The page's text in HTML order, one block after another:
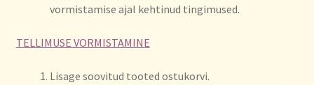
vormistamise ajal kehtinud tingimused.
TELLIMUSE VORMISTAMINE
Lisage soovitud tooted ostukorvi.